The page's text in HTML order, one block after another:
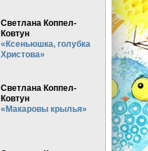
Светлана Коппел-
Ковтун
«Ксеньюшка, голубка
Христова»
Светлана Коппел-
Ковтун
«Макаровы крылья»